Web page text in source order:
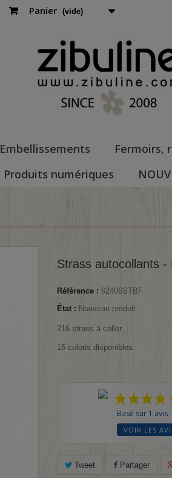
Panier (vide)
Embellissements Fermoirs,
Produits numériques
Strass autocollants -
Référence : 62406STBF
État : Nouveau produit
216 strass à coller.
15 coloris disponibles.
Basé sur 1 avis
VOIR LES
Tweet Partager